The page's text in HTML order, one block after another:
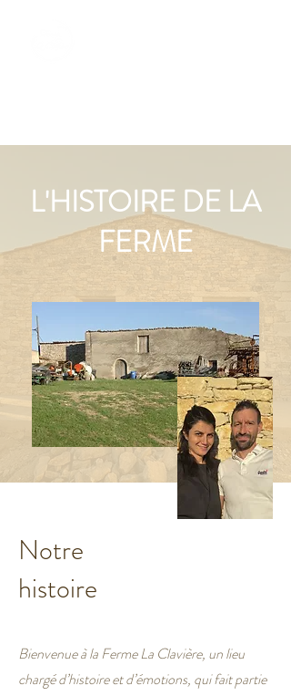
L'HISTOIRE DE LA
FERME
Notre
histoire
Bienvenue à la Ferme La Clavière, un lieu
chargé d’histoire et d’émotions, qui fait partie